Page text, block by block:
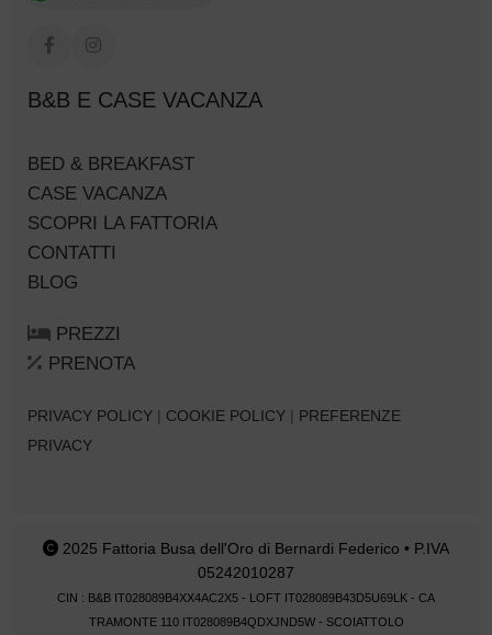
B&B E CASE VACANZA
BED & BREAKFAST
CASE VACANZA
SCOPRI LA FATTORIA
CONTATTI
BLOG
PREZZI
PRENOTA
PRIVACY POLICY COOKIE POLICY
PREFERENZE
PRIVACY
2025 Fattoria Busa dell'Oro di Bernardi Federico • P.IVA
05242010287
CIN : B&B IT028089B4XX4AC2X5 - LOFT IT028089B43D5U69LK - CA
TRAMONTE 110 IT028089B4QDXJND5W - SCOIATTOLO